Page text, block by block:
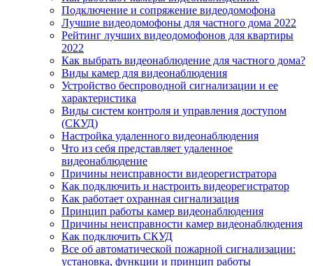
Подключение и сопряжение видеодомофона
Лучшие видеодомофоны для частного дома 2022
Рейтинг лучших видеодомофонов для квартиры
2022
Как выбрать видеонаблюдение для частного дома?
Виды камер для видеонаблюдения
Устройство беспроводной сигнализации и ее
характеристика
Виды систем контроля и управления доступом
(СКУД)
Настройка удаленного видеонаблюдения
Что из себя представляет удаленное
видеонаблюдение
Причины неисправности видеорегистратора
Как подключить и настроить видеорегистратор
Как работает охранная сигнализация
Принцип работы камер видеонаблюдения
Причины неисправности камер видеонаблюдения
Как подключить СКУД
Все об автоматической пожарной сигнализации:
установка, функции и принцип работы